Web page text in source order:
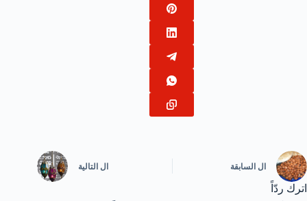
ال السابقة ال التالية
اترك ردّاً